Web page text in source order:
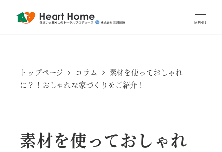
MENU
トップページ コラム
素材を使っておしゃれ
に？！おしゃれな家づくりをご紹介！
素材を使っておしゃれ